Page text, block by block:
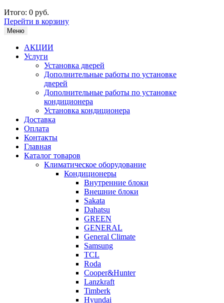
Итого: 0 руб.
Перейти в корзину
Меню
АКЦИИ
Услуги
Установка дверей
Дополнительные работы по установке
дверей
Дополнительные работы по установке
кондиционера
Установка кондиционера
Доставка
Оплата
Контакты
Главная
Каталог товаров
Климатическое оборудование
Кондиционеры
Внутренние блоки
Внешние блоки
Sakata
Dahatsu
GREEN
GENERAL
General Climate
Samsung
TCL
Roda
Cooper&Hunter
Lanzkraft
Timberk
Hyundai